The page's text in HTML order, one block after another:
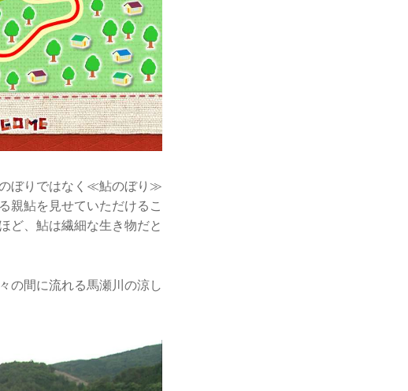
のぼりではなく≪鮎のぼり≫
親鮎を見せていただけるこ
ど、鮎は繊細な生き物だと
の間に流れる馬瀬川の涼し